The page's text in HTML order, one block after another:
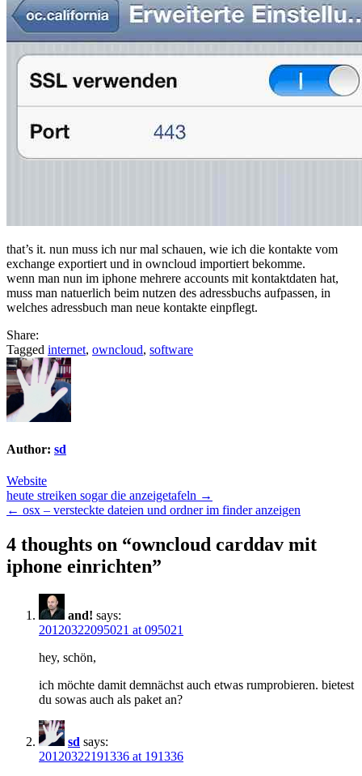
that’s it. nun muss ich nur mal schauen, wie ich die kontakte vom
exchange exportiert und in owncloud importiert bekomme.
wenn man nun im iphone mehrere accounts mit kontaktdaten hat,
muss man natuerlich beim nutzen des adressbuchs aufpassen, in
welches adressbuch man neue kontakte einpflegt.
Share:
Tagged internet, owncloud, software
Author: sd
Website
Post
navigation
heute streiken sogar die anzeigetafeln →
← osx – versteckte dateien und ordner im finder anzeigen
4 thoughts on “owncloud carddav mit
iphone einrichten”
and! says:
20120322095021 at 095021
hey, schön,
ich möchte damit demnächst auch etwas rumprobieren. bietest
du sowas auch als paket an?
sd says:
20120322191336 at 191336